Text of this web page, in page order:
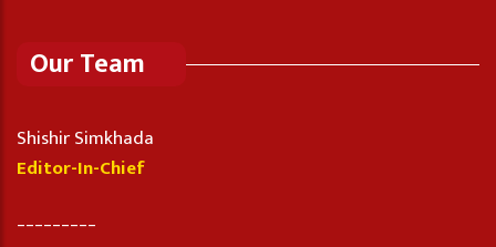
Our Team
Shishir Simkhada
Editor-In-Chief